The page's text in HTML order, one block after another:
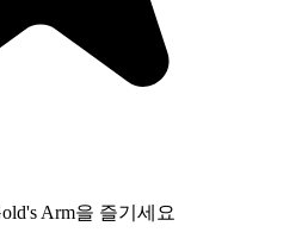
Arm을 즐기세요